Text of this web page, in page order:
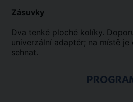
Zásuvky
Dva tenké ploché kolíky.
univerzální adaptér; na místě je
sehnat.